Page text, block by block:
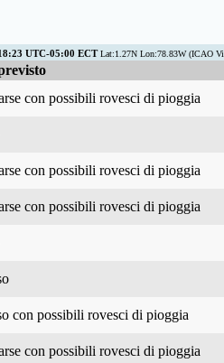
UTC-05:00 ECTLat:1.27N Lon:78.83W (ICAO
con possibili rovesci di pioggia
con possibili rovesci di pioggia
con possibili rovesci di pioggia
con possibili rovesci di pioggia
con possibili rovesci di pioggia